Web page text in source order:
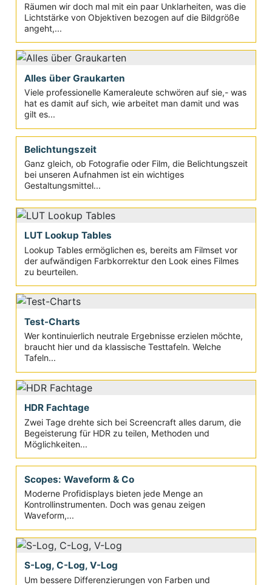
Räumen wir doch mal mit ein paar Unklarheiten, was die
Lichtstärke von Objektiven bezogen auf die Bildgröße
angeht,...
Alles über Graukarten
Viele professionelle Kameraleute schwören auf sie,- was
hat es damit auf sich, wie arbeitet man damit und was
gilt es...
Belichtungszeit
Ganz gleich, ob Fotografie oder Film, die Belichtungszeit
bei unseren Aufnahmen ist ein wichtiges
Gestaltungsmittel...
LUT Lookup Tables
Lookup Tables ermöglichen es, bereits am Filmset vor
der aufwändigen Farbkorrektur den Look eines Filmes
zu beurteilen.
Test-Charts
Wer kontinuierlich neutrale Ergebnisse erzielen möchte,
braucht hier und da klassische Testtafeln. Welche
Tafeln...
HDR Fachtage
Zwei Tage drehte sich bei Screencraft alles darum, die
Begeisterung für HDR zu teilen, Methoden und
Möglichkeiten...
Scopes: Waveform & Co
Moderne Profidisplays bieten jede Menge an
Kontrollinstrumenten. Doch was genau zeigen
Waveform,...